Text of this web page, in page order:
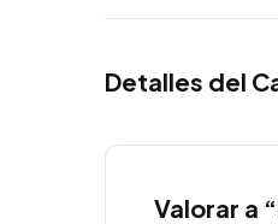
Detalles del
Valorar a